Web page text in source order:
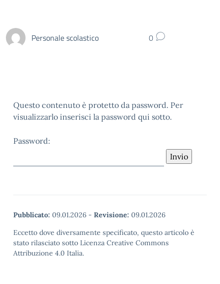
Personale scolastico 0
Questo contenuto è protetto da password. Per
visualizzarlo inserisci la password qui sotto.
Password:
Pubblicato: 09.01.2026 - Revisione: 09.01.2026
Eccetto dove diversamente specificato, questo articolo è
stato rilasciato sotto Licenza Creative Commons
Attribuzione 4.0 Italia.